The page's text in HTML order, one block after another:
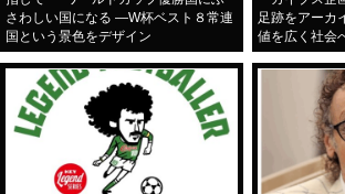
さわしい国になる ―W杯ベスト８常連
国という景色をデザイン
足跡をアーカ
値を広く社会